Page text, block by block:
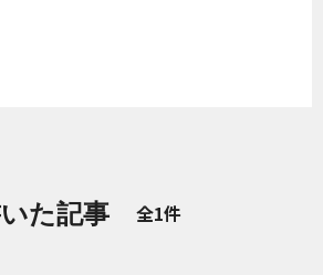
た記事 全1件